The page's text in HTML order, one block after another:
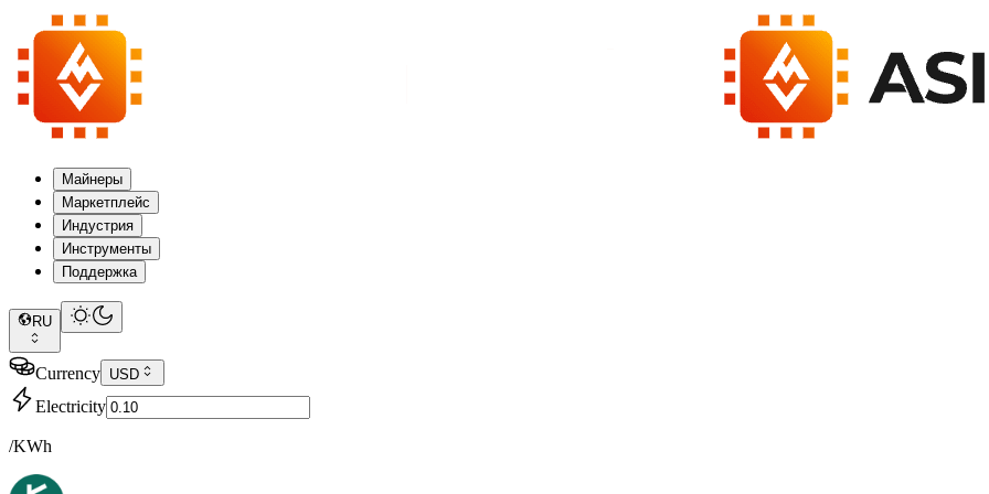
Майнеры
Маркетплейс
Индустрия
Инструменты
Поддержка
RU
Currency USD
Electricity
/KWh